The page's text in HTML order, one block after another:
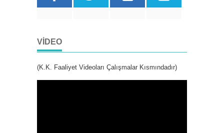
VIDEO
(K.K. Faaliyet Videoları Çalışmalar Kısmındadır)